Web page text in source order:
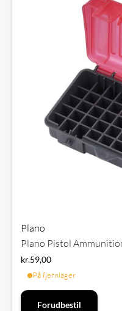
Plano
Plano Pistol
kr.59,00
På fjernlager
Forudbestil